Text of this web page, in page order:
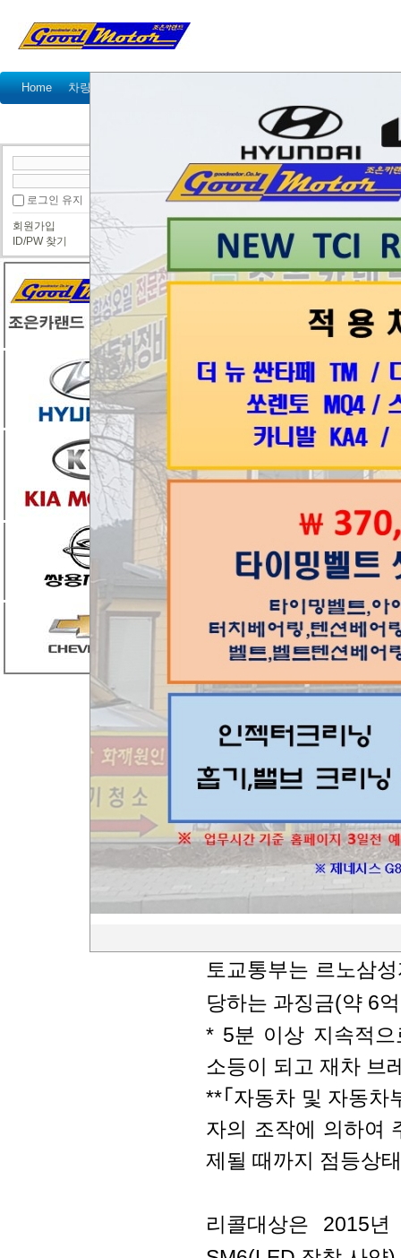
Home 차량정비가격표
공지사항 이벤트 고객 방문기 정
로그인 유지
회원가입
ID/PW 찾기
● 정보게시판
[리콜안내] 르노삼성, 재규어랜드로버,
2017년 3월 9일
국토교통부(장관 강
(주), 에프엠케이(주
에서 제작·수입·판
(리콜)한다고 밝혔다.
르노삼성자동차(주
과 같이 제작결함이
일부터 르노삼성자
착, 해당 소프트웨어
정력이 부족하여 이
하여 안전운행에 지
이다.
(제동등) 차체제어장
토교통부는 르노삼
당하는 과징금(약 6
* 5분 이상 지속적
소등이 되고 재차 브
**｢자동차 및 자동차
자의 조작에 의하여
제될 때까지 점등상
리콜대상은 2015